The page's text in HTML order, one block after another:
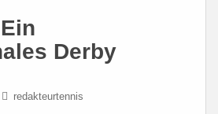
Derby
redakteurtennis